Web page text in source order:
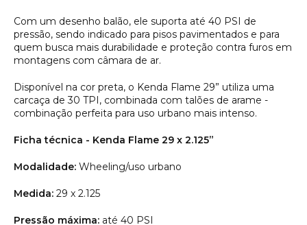
Com um desenho balão, ele suporta até 40 PSI de
pressão, sendo indicado para pisos pavimentados e para
quem busca mais durabilidade e proteção contra furos em
montagens com câmara de ar.
Disponível na cor preta, o Kenda Flame 29” utiliza uma
carcaça de 30 TPI, combinada com talões de arame -
combinação perfeita para uso urbano mais intenso.
Ficha técnica - Kenda Flame 29 x 2.125”
Modalidade: Wheeling/uso urbano
Medida: 29 x 2.125
Pressão máxima: até 40 PSI